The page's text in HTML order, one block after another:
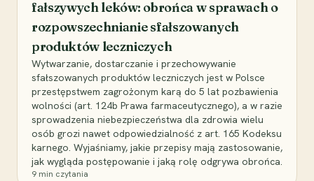
fałszywych leków: obrońca w sprawach o
rozpowszechnianie sfałszowanych
produktów leczniczych
Wytwarzanie, dostarczanie i przechowywanie
sfałszowanych produktów leczniczych jest w Polsce
przestępstwem zagrożonym karą do 5 lat pozbawienia
wolności (art. 124b Prawa farmaceutycznego), a w razie
sprowadzenia niebezpieczeństwa dla zdrowia wielu
osób grozi nawet odpowiedzialność z art. 165 Kodeksu
karnego. Wyjaśniamy, jakie przepisy mają zastosowanie,
jak wygląda postępowanie i jaką rolę odgrywa obrońca.
9 min czytania